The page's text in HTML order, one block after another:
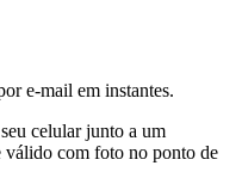
e-mail em instantes.
celular junto a um
válido com foto no ponto de